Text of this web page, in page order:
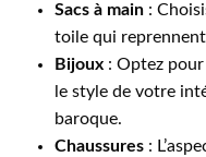
Sacs à main :
toile qui
Bijoux : Optez
le style de votre
baroque.
Chaussures :